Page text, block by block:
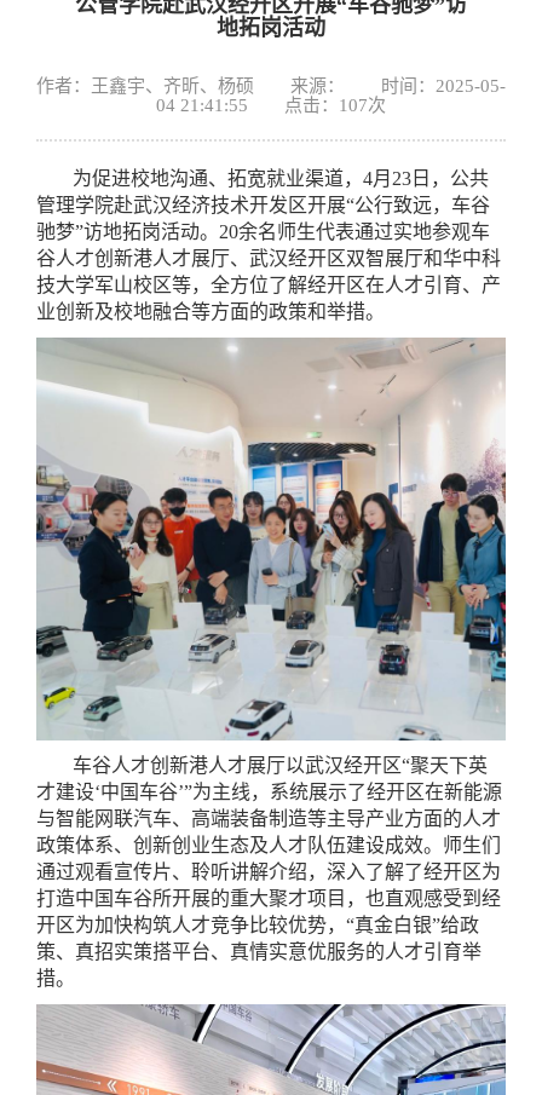
地拓岗活动
作者：王鑫宇、齐昕、杨硕 来源： 时间：2025-05-
04 21:41:55 点击： 107次
为促进校地沟通、拓宽就业渠道，4月23日，公共
管理学院赴武汉经济技术开发区开展“公行致远，车谷
驰梦”访地拓岗活动。20余名师生代表通过实地参观车
谷人才创新港人才展厅、武汉经开区双智展厅和华中科
技大学军山校区等，全方位了解经开区在人才引育、产
业创新及校地融合等方面的政策和举措。
车谷人才创新港人才展厅以武汉经开区“聚天下英
才建设‘中国车谷’”为主线，系统展示了经开区在新能源
与智能网联汽车、高端装备制造等主导产业方面的人才
政策体系、创新创业生态及人才队伍建设成效。师生们
通过观看宣传片、聆听讲解介绍，深入了解了经开区为
打造中国车谷所开展的重大聚才项目，也直观感受到经
开区为加快构筑人才竞争比较优势，“真金白银”给政
策、真招实策搭平台、真情实意优服务的人才引育举
措。